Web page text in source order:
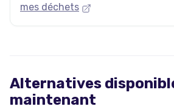
mes déchets
Alternatives
maintenant